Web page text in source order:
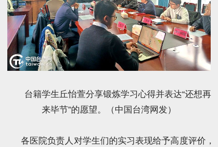
台籍学生丘怡萱分享锻炼学习心得并表达“还想再
来毕节”的愿望。（中国台湾网发）
各医院负责人对学生们的实习表现给予高度评价，